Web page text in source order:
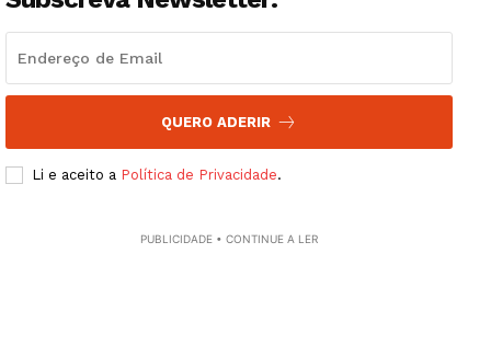
QUERO ADERIR
Li e aceito a Política de Privacidade.
PUBLICIDADE • CONTINUE A LER